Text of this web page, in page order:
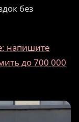
без
напишите
до 700 000